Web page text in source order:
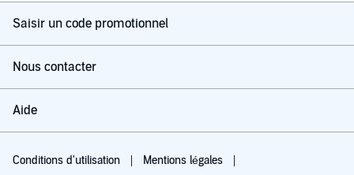
Saisir un code promotionnel
Nous contacter
Aide
Conditions d'utilisation Mentions légales